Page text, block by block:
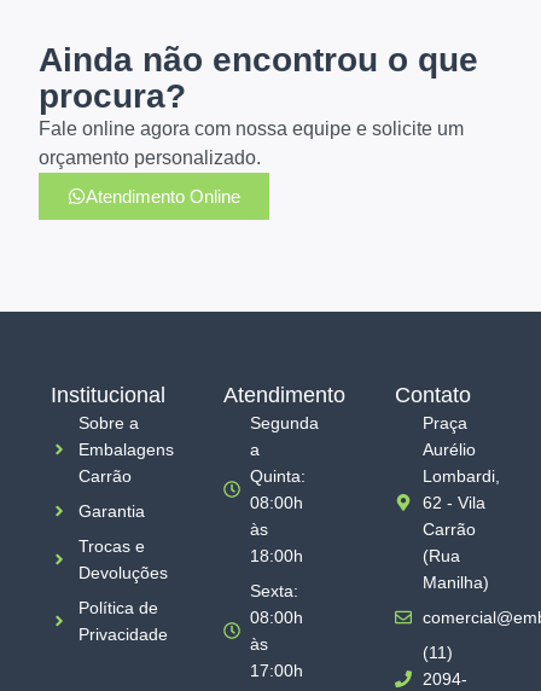
Ainda não encontrou o que
procura?
Fale online agora com nossa equipe e solicite um
orçamento personalizado.
Atendimento Online
Institucional
Sobre a
Embalagens
Carrão
Garantia
Trocas e
Devoluções
Política de
Privacidade
Atendimento
Segunda
a
Quinta:
08:00h
às
18:00h
Sexta:
08:00h
às
17:00h
Contato
Praça
Aurélio
Lombardi,
62 - Vila
Carrão
(Rua
Manilha)
(11)
2094-